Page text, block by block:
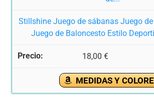
Stillshine Juego de sábanas Juego
Juego de Baloncesto Estilo
18,00 €
MEDIDAS Y